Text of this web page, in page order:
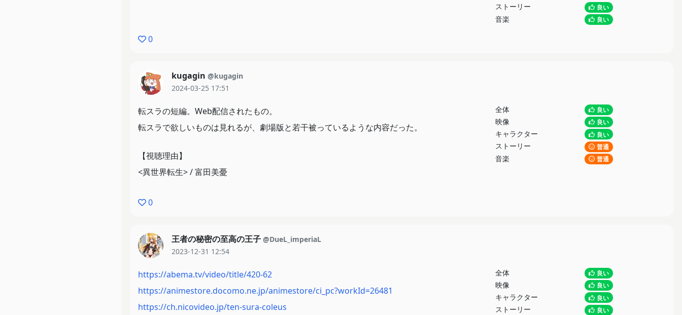
ストーリー 良い
音楽 良い
0
kugagin @kugagin
2024-03-25 17:51
全体 良い
映像 良い
キャラクター 良い
ストーリー 普通
音楽 普通
転スラの短編。Web配信されたもの。
転スラで欲しいものは見れるが、劇場版と若干被っているような内容だった。
【視聴理由】
<異世界転生> / 富田美憂
0
王者の秘密の至高の王子 @DueL_imperiaL
2023-12-31 12:54
全体 良い
映像 良い
キャラクター 良い
ストーリー 良い
https://abema.tv/video/title/420-62
https://animestore.docomo.ne.jp/animestore/ci_pc?workId=26481
https://ch.nicovideo.jp/ten-sura-coleus